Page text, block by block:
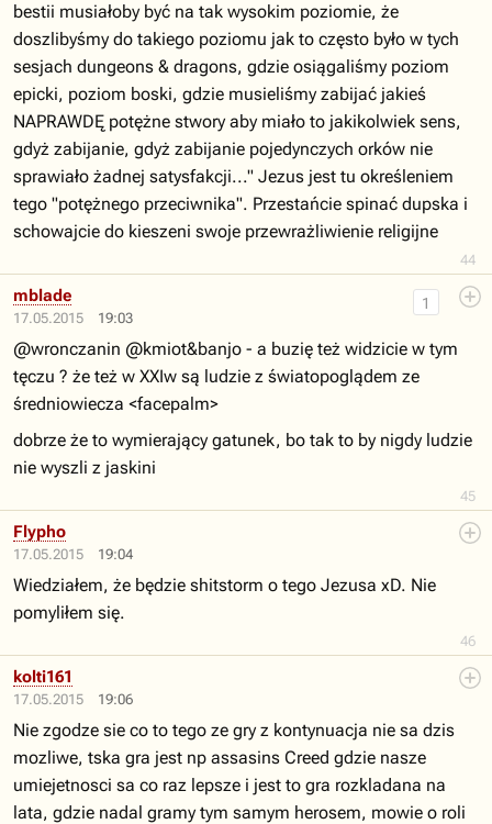
44
bestii musiałoby być na tak wysokim poziomie, że
doszlibyśmy do takiego poziomu jak to często było w tych
sesjach dungeons & dragons, gdzie osiągaliśmy poziom
epicki, poziom boski, gdzie musieliśmy zabijać jakieś
NAPRAWDĘ potężne stwory aby miało to jakikolwiek sens,
gdyż zabijanie, gdyż zabijanie pojedynczych orków nie
sprawiało żadnej satysfakcji..." Jezus jest tu określeniem
tego "potężnego przeciwnika". Przestańcie spinać dupska i
schowajcie do kieszeni swoje przewrażliwienie religijne
17.05.2015 19:03
45
1
mblade
@wronczanin @kmiot&banjo - a buzię też widzicie w tym
tęczu ? że też w XXIw są ludzie z światopoglądem ze
średniowiecza <facepalm>
dobrze że to wymierający gatunek, bo tak to by nigdy ludzie
nie wyszli z jaskini
17.05.2015 19:04
46
Flypho
Wiedziałem, że będzie shitstorm o tego Jezusa xD. Nie
pomyliłem się.
17.05.2015 19:06
kolti161
Nie zgodze sie co to tego ze gry z kontynuacja nie sa dzis
mozliwe, tska gra jest np assasins Creed gdzie nasze
umiejetnosci sa co raz lepsze i jest to gra rozkladana na
lata, gdzie nadal gramy tym samym herosem, mowie o roli